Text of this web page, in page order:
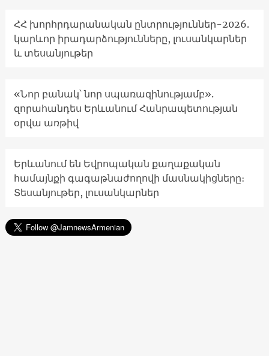
ՀՀ խորհրդարանական ընտրություններ-2026.
կարևոր իրադարձությունները, լուսանկարներ
և տեսանյութեր
«Նոր բանակ՝ նոր սպառազինությամբ».
զորահանդես Երևանում Հանրապետության
օրվա առթիվ
Երևանում են Եվրոպական քաղաքական
համայնքի գագաթնաժողովի մասնակիցները։
Տեսանյութեր, լուսանկարներ